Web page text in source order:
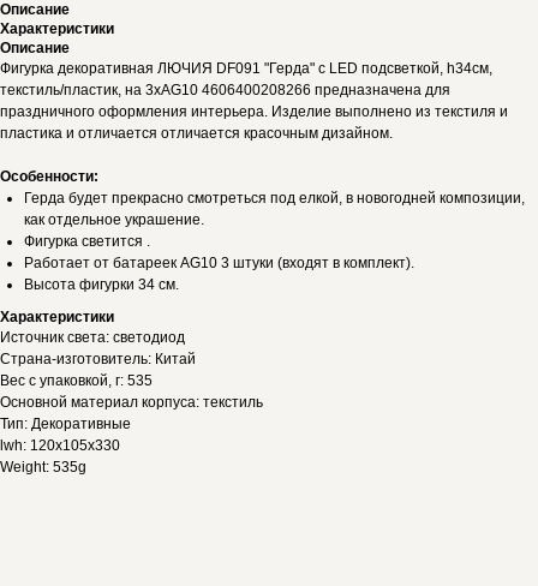
Описание
Характеристики
Описание
Фигурка декоративная ЛЮЧИЯ DF091 "Герда" с LED подсветкой, h34см,
текстиль/пластик, на 3xAG10 4606400208266 предназначена для
праздничного оформления интерьера. Изделие выполнено из текстиля и
пластика и отличается отличается красочным дизайном.
Особенности:
Герда будет прекрасно смотреться под елкой, в новогодней композиции,
как отдельное украшение.
Фигурка светится .
Работает от батареек AG10 3 штуки (входят в комплект).
Высота фигурки 34 см.
Характеристики
Источник света: светодиод
Страна-изготовитель: Китай
Вес с упаковкой, г: 535
Основной материал корпуса: текстиль
Тип: Декоративные
lwh: 120x105x330
Weight: 535g